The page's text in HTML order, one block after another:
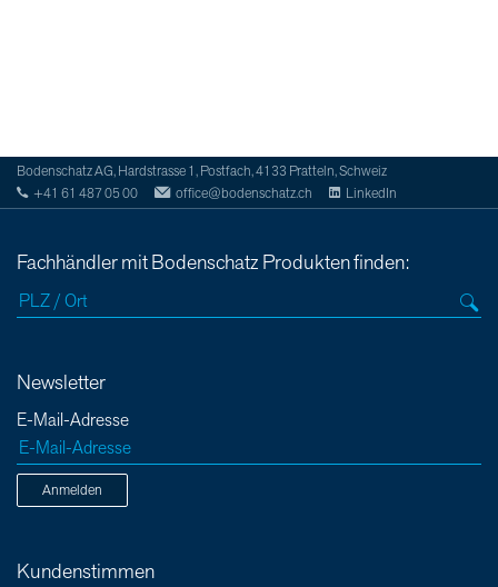
Bodenschatz AG, Hardstrasse 1, Postfach, 4133 Pratteln, Schweiz
+41 61 487 05 00
office@bodenschatz.ch LinkedIn
Fachhändler mit Bodenschatz Produkten finden:
Newsletter
E-Mail-Adresse
Anmelden
Kundenstimmen